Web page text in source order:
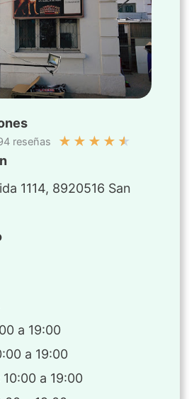
reseñas ★ ★ ★ ★ ★
1114, 8920516 San
a 19:00
a 19:00
a 19:00